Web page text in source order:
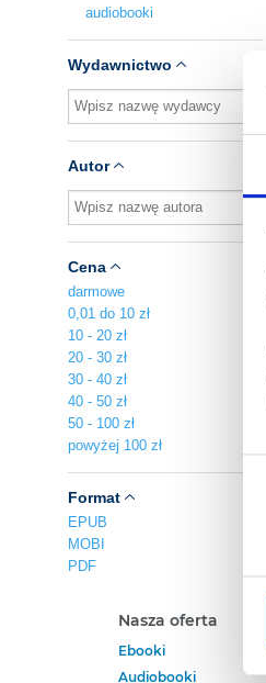
audiobooki
Wydawnictwo
Autor
Cena
darmowe
0,01 do 10 zł
10 - 20 zł
20 - 30 zł
30 - 40 zł
40 - 50 zł
50 - 100 zł
powyżej 100 zł
Format
EPUB
MOBI
PDF
Nasza oferta
Ebooki
Audiobooki